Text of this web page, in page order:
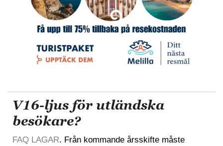
V16-ljus för utländska
besökare?
FAQ LAGAR. Från kommande årsskifte måste